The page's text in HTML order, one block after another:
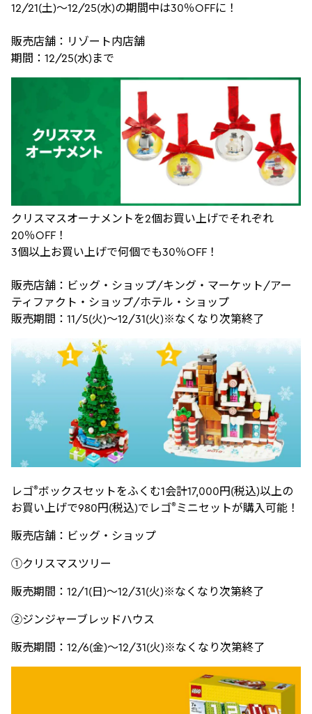
12/21(土)～12/25(水)の期間中は30％OFFに！
販売店舗：リゾート内店舗
期間：12/25(水)まで
クリスマスオーナメントを2個お買い上げでそれぞれ
20％OFF！
3個以上お買い上げで何個でも30％OFF！
販売店舗：ビッグ・ショップ/キング・マーケット/アー
ティファクト・ショップ/ホテル・ショップ
販売期間：11/5(火)～12/31(火)※なくなり次第終了
レゴ®ボックスセットをふくむ1会計17,000円(税込)以上の
お買い上げで980円(税込)でレゴ®ミニセットが購入可能！
販売店舗：ビッグ・ショップ
①クリスマスツリー
販売期間：12/1(日)～12/31(火)※なくなり次第終了
②ジンジャーブレッドハウス
販売期間：12/6(金)～12/31(火)※なくなり次第終了